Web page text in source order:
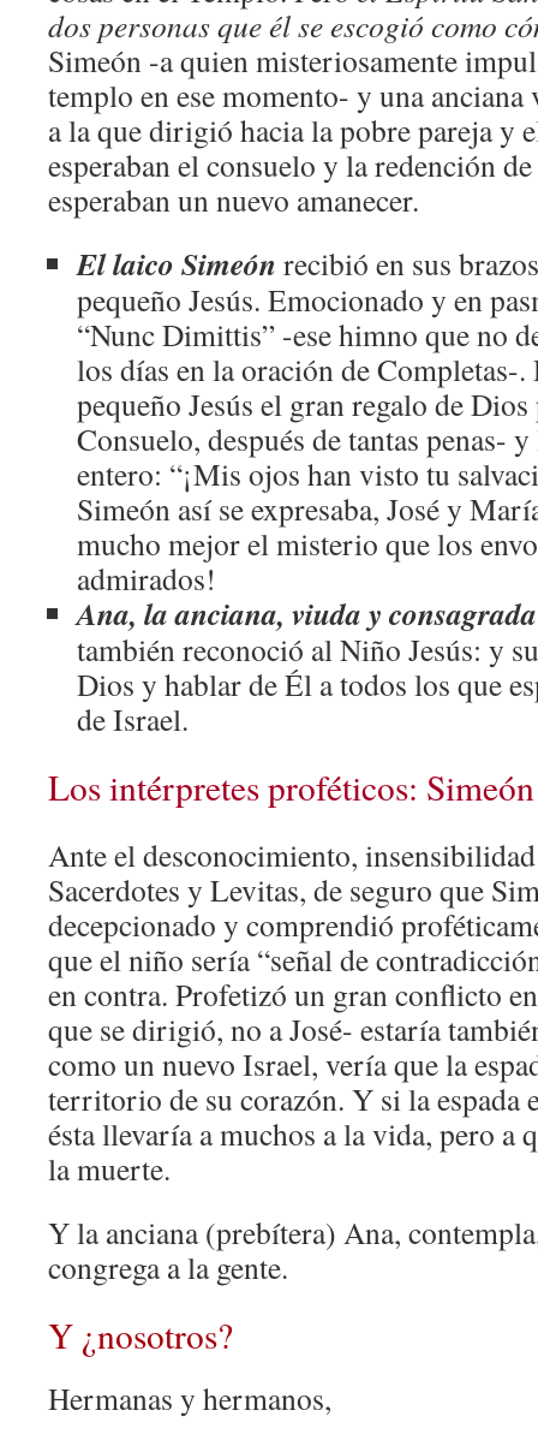
dos personas que él se escogió como
Simeón -a quien misteriosamente
templo en ese momento- y una
a la que dirigió hacia la pobre pareja y
esperaban el consuelo y la redención
esperaban un nuevo amanecer.
El laico Simeón recibió en sus
pequeño Jesús. Emocionado y en
“Nunc Dimittis” -ese himno que no
los días en la oración de Completas-.
pequeño Jesús el gran regalo de
Consuelo, después de tantas penas-
entero: “¡Mis ojos han visto tu
Simeón así se expresaba, José y
mucho mejor el misterio que los
admirados!
Ana, la anciana, viuda y
también reconoció al Niño Jesús: y
Dios y hablar de Él a todos los que
de Israel.
Los intérpretes proféticos:
Ante el desconocimiento,
Sacerdotes y Levitas, de seguro que
decepcionado y comprendió
que el niño sería “señal de
en contra. Profetizó un gran conflicto
que se dirigió, no a José- estaría
como un nuevo Israel, vería que la
territorio de su corazón. Y si la espada
ésta llevaría a muchos a la vida, pero a
la muerte.
Y la anciana (prebítera) Ana,
congrega a la gente.
Y ¿nosotros?
Hermanas y hermanos,